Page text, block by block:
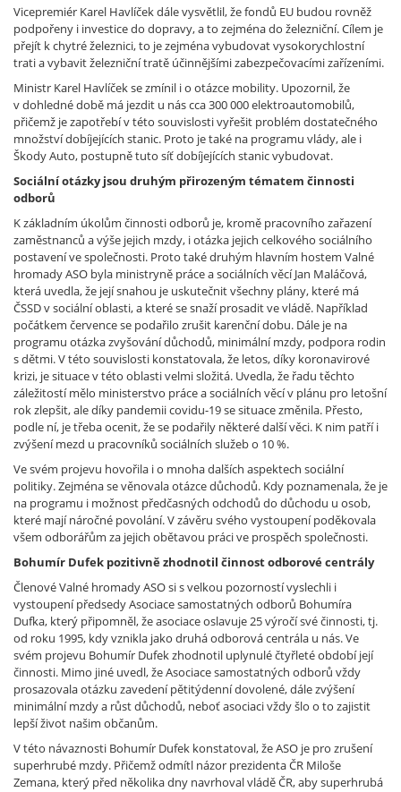
Vicepremiér Karel Havlíček dále vysvětlil, že fondů EU budou rovněž
podpořeny i investice do dopravy, a to zejména do železniční. Cílem je
přejít k chytré železnici, to je zejména vybudovat vysokorychlostní
trati a vybavit železniční tratě účinnějšími zabezpečovacími zařízeními.
Ministr Karel Havlíček se zmínil i o otázce mobility. Upozornil, že
v dohledné době má jezdit u nás cca 300 000 elektroautomobilů,
přičemž je zapotřebí v této souvislosti vyřešit problém dostatečného
množství dobíjejících stanic. Proto je také na programu vlády, ale i
Škody Auto, postupně tuto síť dobíjejících stanic vybudovat.
Sociální otázky jsou druhým přirozeným tématem činnosti
odborů
K základním úkolům činnosti odborů je, kromě pracovního zařazení
zaměstnanců a výše jejich mzdy, i otázka jejich celkového sociálního
postavení ve společnosti. Proto také druhým hlavním hostem Valné
hromady ASO byla ministryně práce a sociálních věcí Jan Maláčová,
která uvedla, že její snahou je uskutečnit všechny plány, které má
ČSSD v sociální oblasti, a které se snaží prosadit ve vládě. Například
počátkem července se podařilo zrušit karenční dobu. Dále je na
programu otázka zvyšování důchodů, minimální mzdy, podpora rodin
s dětmi. V této souvislosti konstatovala, že letos, díky koronavirové
krizi, je situace v této oblasti velmi složitá. Uvedla, že řadu těchto
záležitostí mělo ministerstvo práce a sociálních věcí v plánu pro letošní
rok zlepšit, ale díky pandemii covidu-19 se situace změnila. Přesto,
podle ní, je třeba ocenit, že se podařily některé další věci. K nim patří i
zvýšení mezd u pracovníků sociálních služeb o 10 %.
Ve svém projevu hovořila i o mnoha dalších aspektech sociální
politiky. Zejména se věnovala otázce důchodů. Kdy poznamenala, že je
na programu i možnost předčasných odchodů do důchodu u osob,
které mají náročné povolání. V závěru svého vystoupení poděkovala
všem odborářům za jejich obětavou práci ve prospěch společnosti.
Bohumír Dufek pozitivně zhodnotil činnost odborové centrály
Členové Valné hromady ASO si s velkou pozorností vyslechli i
vystoupení předsedy Asociace samostatných odborů Bohumíra
Dufka, který připomněl, že asociace oslavuje 25 výročí své činnosti, tj.
od roku 1995, kdy vznikla jako druhá odborová centrála u nás. Ve
svém projevu Bohumír Dufek zhodnotil uplynulé čtyřleté období její
činnosti. Mimo jiné uvedl, že Asociace samostatných odborů vždy
prosazovala otázku zavedení pětitýdenní dovolené, dále zvýšení
minimální mzdy a růst důchodů, neboť asociaci vždy šlo o to zajistit
lepší život našim občanům.
V této návaznosti Bohumír Dufek konstatoval, že ASO je pro zrušení
superhrubé mzdy. Přičemž odmítl názor prezidenta ČR Miloše
Zemana, který před několika dny navrhoval vládě ČR, aby superhrubá